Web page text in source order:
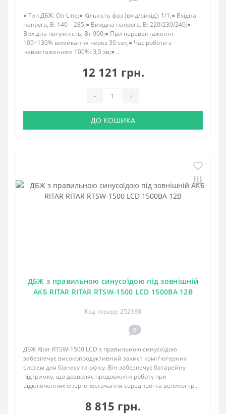
● Тип ДБЖ: On-Line;● Кількість фаз (вхід/вихід): 1/1;● Вхідна
напруга, В: 140 – 285;● Вихідна напруга, В: 220/230/240;●
Вихідна потужність, Вт 900;● При перевантаженні
105~130% вимикання через 30 сек;● Час роботи з
навантаженням 100%: 3,5 хв;● ..
12 121 грн.
- +
ДО КОШИКА
ДБЖ з правильною синусоїдою під зовнішній
АКБ RITAR RITAR RTSW-1500 LCD 1500ВА 12В
Код товару: 252188
0
ДБЖ Ritar RTSW-1500 LCD з правильною синусоїдою
забезпечує високопродуктивний захист комп'ютерних
систем для бізнесу та офісу. Він забезпечує батарейну
підтримку, що дозволяє продовжити роботу при
відключеннях енергопостачання середньої та великої тр..
8 815 грн.